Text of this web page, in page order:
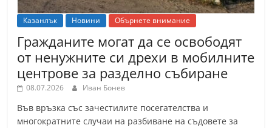
Казанлък Новини Обърнете внимание
Гражданите могат да се освободят
от ненужните си дрехи в мобилните
центрове за разделно събиране
08.07.2026 Иван Бонев
Във връзка със зачестилите посегателства и
многократните случаи на разбиване на съдовете за